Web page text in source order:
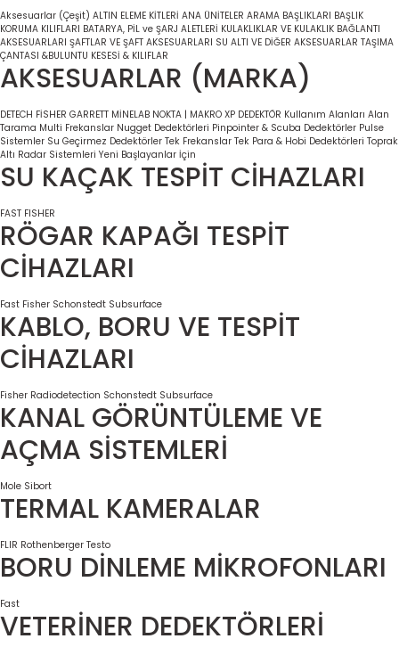
Aksesuarlar (Çeşit) ALTIN ELEME KİTLERİ ANA ÜNİTELER ARAMA BAŞLIKLARI BAŞLIK
KORUMA KILIFLARI BATARYA, PİL ve ŞARJ ALETLERİ KULAKLIKLAR VE KULAKLIK BAĞLANTI
AKSESUARLARI ŞAFTLAR VE ŞAFT AKSESUARLARI SU ALTI VE DİĞER AKSESUARLAR TAŞIMA
ÇANTASI &BULUNTU KESESİ & KILIFLAR
AKSESUARLAR (MARKA)
DETECH FİSHER GARRETT MİNELAB NOKTA | MAKRO XP DEDEKTÖR Kullanım Alanları Alan
Tarama Multi Frekanslar Nugget Dedektörleri Pinpointer & Scuba Dedektörler Pulse
Sistemler Su Geçirmez Dedektörler Tek Frekanslar Tek Para & Hobi Dedektörleri Toprak
Altı Radar Sistemleri Yeni Başlayanlar İçin
SU KAÇAK TESPİT CİHAZLARI
FAST FISHER
RÖGAR KAPAĞI TESPİT
CİHAZLARI
Fast Fisher Schonstedt Subsurface
KABLO, BORU VE TESPİT
CİHAZLARI
Fisher Radiodetection Schonstedt Subsurface
KANAL GÖRÜNTÜLEME VE
AÇMA SİSTEMLERİ
Mole Sibort
TERMAL KAMERALAR
FLIR Rothenberger Testo
BORU DİNLEME MİKROFONLARI
Fast
VETERİNER DEDEKTÖRLERİ